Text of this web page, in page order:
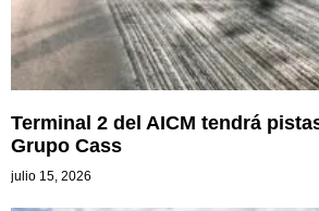
Terminal 2 del AICM tendrá
Grupo Cass
julio 15, 2026